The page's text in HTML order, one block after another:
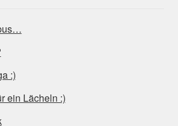
:)
ein Lächeln :)